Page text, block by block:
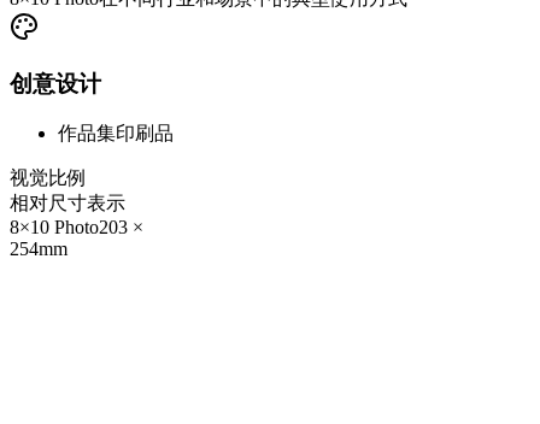
创意设计
作品集印刷品
视觉比例
相对尺寸表示
8×10 Photo203 ×
254mm